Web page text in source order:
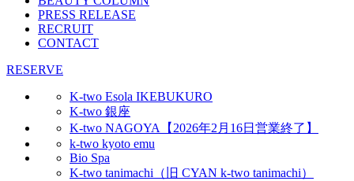
PRESS RELEASE
RECRUIT
CONTACT
RESERVE
K-two Esola IKEBUKURO
K-two 銀座
K-two NAGOYA【2026年2月16日営業終了】
k-two kyoto emu
Bio Spa
K-two tanimachi（旧 CYAN k-two tanimachi）